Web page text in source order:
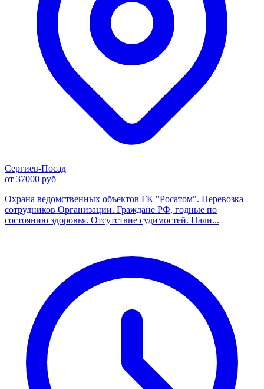
Сергиев-Посад
от 37000 руб
Охрана ведомственных объектов ГК "Росатом". Перевозка
сотрудников Организации. Граждане РФ, годные по
состоянию здоровья. Отсутствие судимостей. Нали...